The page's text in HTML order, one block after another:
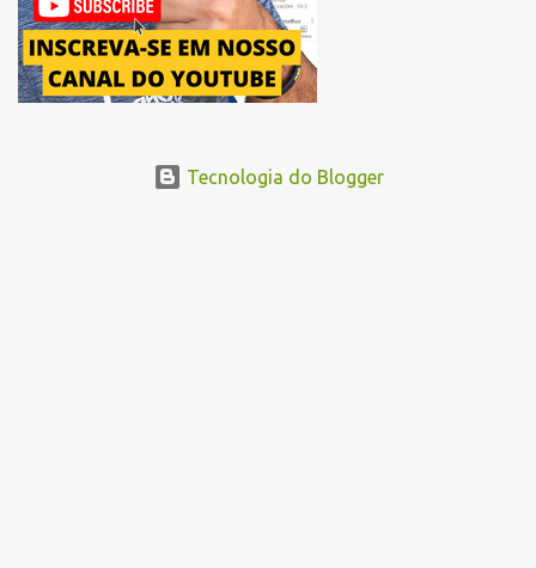
Tecnologia do Blogger